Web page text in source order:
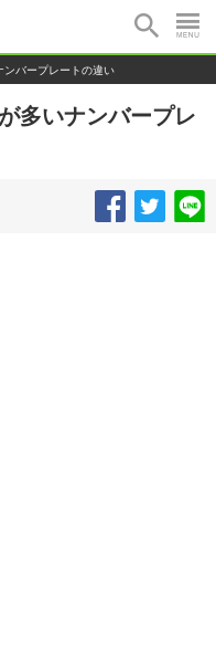
ンバープレートの違い
多いナンバープレ